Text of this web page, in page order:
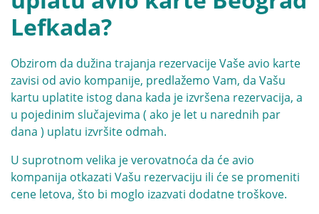
Lefkada?
Obzirom da dužina trajanja rezervacije Vaše avio karte
zavisi od avio kompanije, predlažemo Vam, da Vašu
kartu uplatite istog dana kada je izvršena rezervacija, a
u pojedinim slučajevima ( ako je let u narednih par
dana ) uplatu izvršite odmah.
U suprotnom velika je verovatnoća da će avio
kompanija otkazati Vašu rezervaciju ili će se promeniti
cene letova, što bi moglo izazvati dodatne troškove.